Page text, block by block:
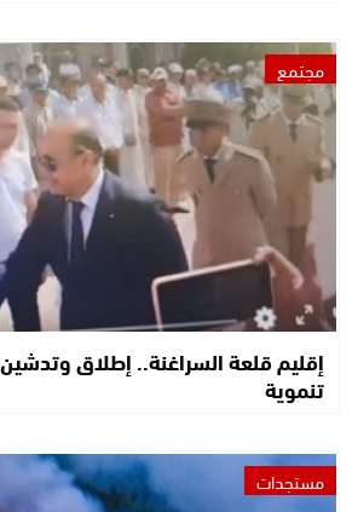
مجتمع
إقليم قلعة السراغنة.. إطلاق
تنموية
مستجدات